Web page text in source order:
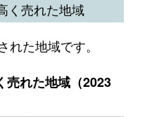
く売れた地域
た地域です。
売れた地域（2023